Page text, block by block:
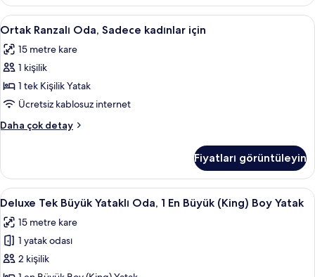
Oda
hakkında
fazla
detay
Ortak
Ranzalı
Oda,
Sadece
kadınlar
için
için
tüm
görün
Ütü/ütü masası, ücretsiz kablosuz
7
Ortak Ranzalı Oda, Sadece kadınlar için
15 metre kare
1 kişilik
1 tek Kişilik Yatak
Ücretsiz kablosuz internet
Daha çok detay
Ortak
kadınlar
için
hakkında
fazla
detay
Fiyatları görüntüleyin
Deluxe
Tek
Büyük
Yataklı
Oda,
Ütü/ütü masası, ücretsiz kablosuz
6
Deluxe Tek Büyük Yataklı Oda, 1 En Büyük (King) Boy Yatak
15 metre kare
1 yatak odası
2 kişilik